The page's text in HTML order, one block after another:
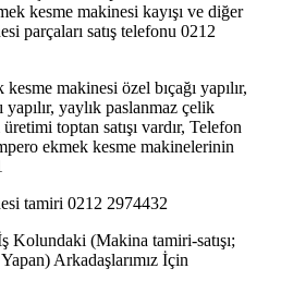
kesme makinesi kayışı ve diğer
parçaları satış telefonu 0212
makinesi özel bıçağı yapılır,
yapılır, yaylık paslanmaz çelik
toptan satışı vardır, Telefon
ekmek kesme makinelerinin
tamiri 0212 2974432
Kolundaki (Makina tamiri-satışı;
Arkadaşlarımız İçin